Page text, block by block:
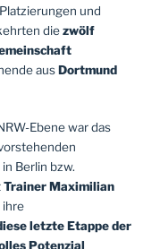
und
diezwölf
ausDortmund
Ebene war das
Berlin bzw.
Trainer Maximilian
ihre
letzte Etappe der
Potenzial